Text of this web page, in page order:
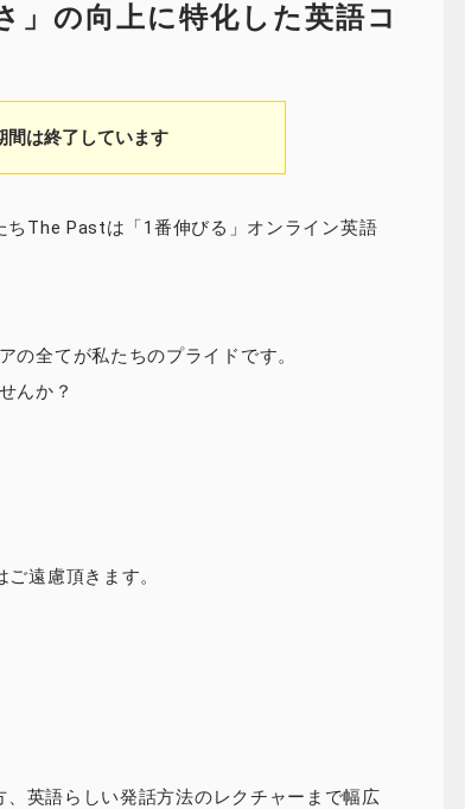
」の向上に特化した英語コ
間は終了しています
The Pastは「1番伸びる」オンライン英語
の全てが私たちのプライドです。
んか？
遠慮頂きます。
英語らしい発話方法のレクチャーまで幅広